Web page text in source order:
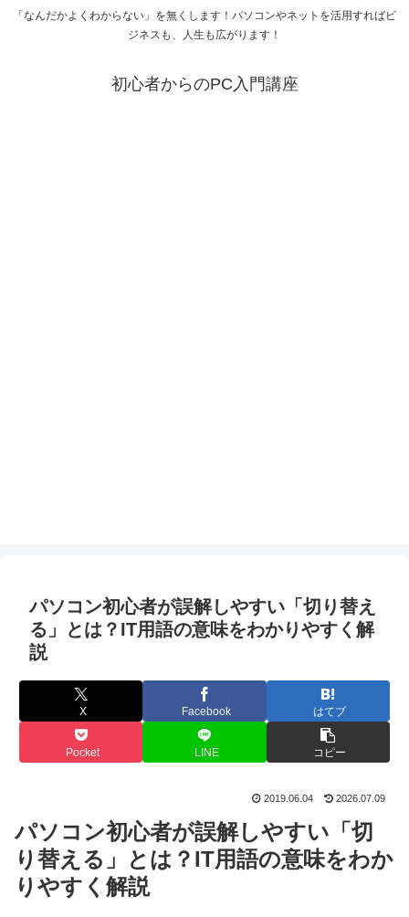
「なんだかよくわからない」を無くします！パソコンやネットを活用すればビ
ジネスも、人生も広がります！
初心者からのPC入門講座
パソコン初心者が誤解しやすい「切り替え
る」とは？IT用語の意味をわかりやすく解
説
X Facebook はてブ
Pocket LINE コピー
2019.06.04 2026.07.09
パソコン初心者が誤解しやすい「切
り替える」とは？IT用語の意味をわか
りやすく解説